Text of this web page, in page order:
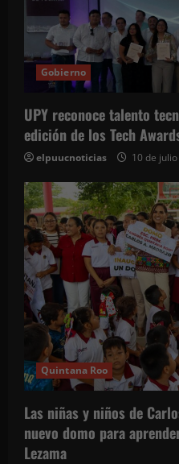
Gobierno
UPY reconoce talento
edición de los Tech
elpuucnoticias 10 de
Quintana Roo
Las niñas y niños de
nuevo domo para
Lezama